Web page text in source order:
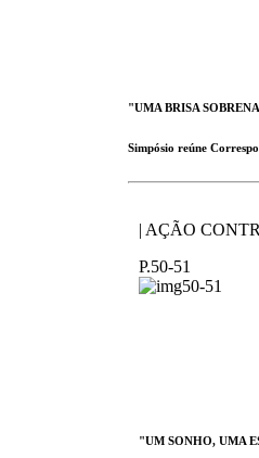
"UMA BRISA
Simpósio reúne
| AÇÃO
P.50-51
"UM SONHO, UMA